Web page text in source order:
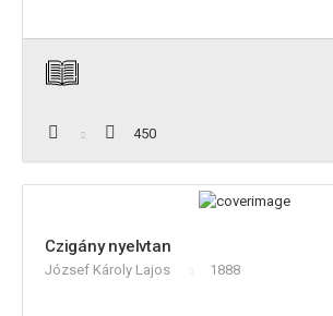
450
Czigány nyelvtan
József Károly Lajos 1888